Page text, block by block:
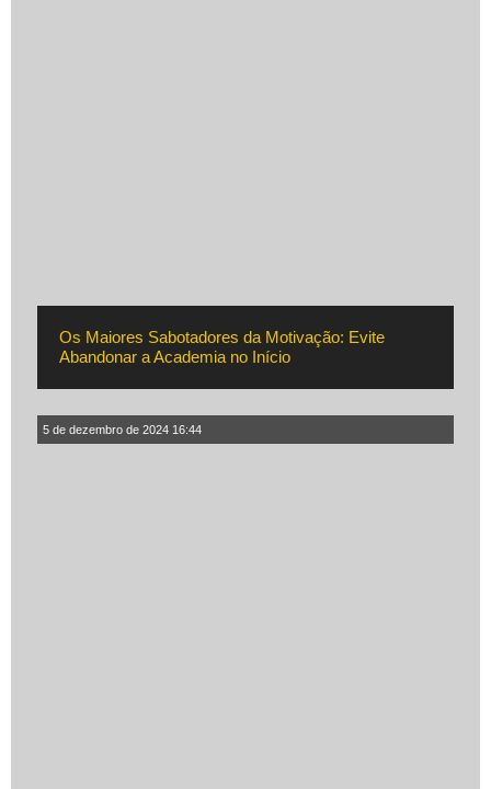
Os Maiores Sabotadores da Motivação: Evite
Abandonar a Academia no Início
5 de dezembro de 2024 16:44